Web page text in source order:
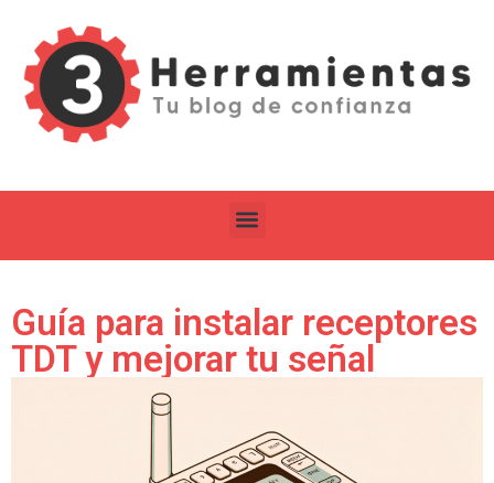
Guía para instalar receptores
TDT y mejorar tu señal